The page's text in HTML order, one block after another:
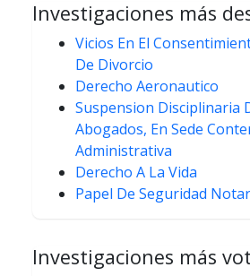
Investigaciones más
Vicios En El
De Divorcio
Derecho Aeronautico
Suspension Disciplinaria
Abogados, En Sede
Administrativa
Derecho A La Vida
Papel De Seguridad
Investigaciones más